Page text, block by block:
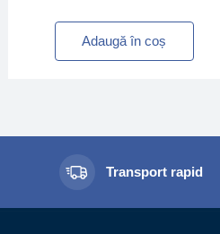
Adaugă în coș
Transport rapid